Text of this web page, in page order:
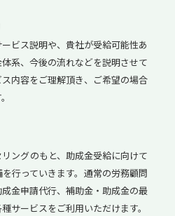
ビス説明や、貴社が受給可能性あ
系、今後の流れなどを説明させて
内容をご理解頂き、ご希望の場合
ングのもと、助成金受給に向けて
行っていきます。通常の労務顧問
金申請代行、補助金・助成金の最
サービスをご利用いただけます。